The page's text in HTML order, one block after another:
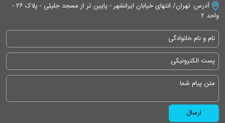
آدرس: تهران/ انتهای خیابان ایرانشهر - پایین تر از مسجد جلیلی - پلاک ۲۶ -
واحد ۲